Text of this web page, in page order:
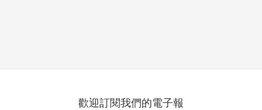
歡迎訂閱我們的電子報